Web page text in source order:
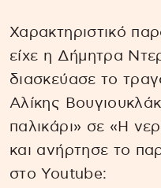
Χαρακτηριστικό
είχε η Δήμητρα
διασκεύασε το
Αλίκης
παλικάρι» σε «Η
και ανήρτησε το
στο Youtube: